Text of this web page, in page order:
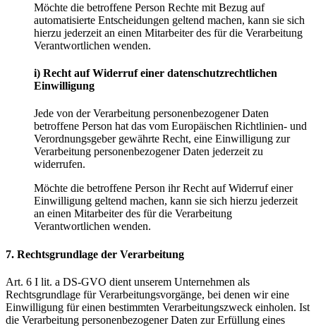
Möchte die betroffene Person Rechte mit Bezug auf
automatisierte Entscheidungen geltend machen, kann sie sich
hierzu jederzeit an einen Mitarbeiter des für die Verarbeitung
Verantwortlichen wenden.
i) Recht auf Widerruf einer datenschutzrechtlichen
Einwilligung
Jede von der Verarbeitung personenbezogener Daten
betroffene Person hat das vom Europäischen Richtlinien- und
Verordnungsgeber gewährte Recht, eine Einwilligung zur
Verarbeitung personenbezogener Daten jederzeit zu
widerrufen.
Möchte die betroffene Person ihr Recht auf Widerruf einer
Einwilligung geltend machen, kann sie sich hierzu jederzeit
an einen Mitarbeiter des für die Verarbeitung
Verantwortlichen wenden.
7. Rechtsgrundlage der Verarbeitung
Art. 6 I lit. a DS-GVO dient unserem Unternehmen als
Rechtsgrundlage für Verarbeitungsvorgänge, bei denen wir eine
Einwilligung für einen bestimmten Verarbeitungszweck einholen. Ist
die Verarbeitung personenbezogener Daten zur Erfüllung eines